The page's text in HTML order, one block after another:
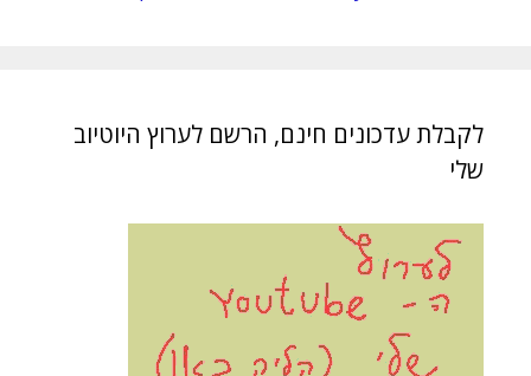
לקבלת עדכונים חינם, הרשם לערוץ היוטיוב
שלי